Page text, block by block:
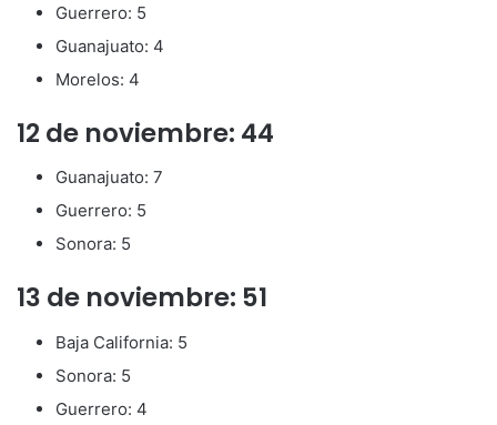
Guerrero: 5
Guanajuato: 4
Morelos: 4
12 de noviembre: 44
Guanajuato: 7
Guerrero: 5
Sonora: 5
13 de noviembre: 51
Baja California: 5
Sonora: 5
Guerrero: 4